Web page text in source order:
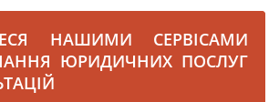
НАШИМИ СЕРВІСАМИ
ЮРИДИЧНИХ ПОСЛУГ